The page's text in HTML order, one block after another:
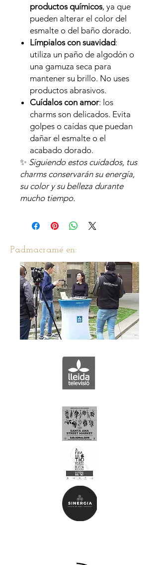
productos químicos, ya que
pueden alterar el color del
esmalte o del baño dorado.
Límpialos con suavidad:
utiliza un paño de algodón o
una gamuza seca para
mantener su brillo. No uses
productos abrasivos.
Cuídalos con amor: los
charms son delicados. Evita
golpes o caídas que puedan
dañar el esmalte o el
acabado dorado.
✨ Siguiendo estos cuidados, tus
charms conservarán su energía,
su color y su belleza durante
mucho tiempo.
Padmacramé en: